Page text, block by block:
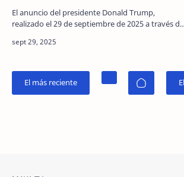
El anuncio del presidente Donald Trump,
realizado el 29 de septiembre de 2025 a través de
industria cine…